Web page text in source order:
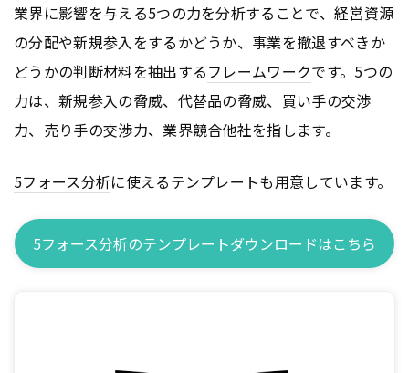
業界に影響を与える5つの力を分析することで、経営資源
の分配や新規参入をするかどうか、事業を撤退すべきか
どうかの判断材料を抽出するフレームワークです。5つの
力は、新規参入の脅威、代替品の脅威、買い手の交渉
力、売り手の交渉力、業界競合他社を指します。
5フォース分析に使えるテンプレートも用意しています。
5フォース分析のテンプレートダウンロードはこちら